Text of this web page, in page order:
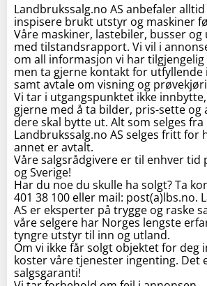
Landbrukssalg.no AS anbefaler
inspisere brukt utstyr og maskiner
Våre maskiner, lastebiler, busser og
med tilstandsrapport. Vi vil i
om all informasjon vi har
men ta gjerne kontakt for utfyllende
samt avtale om visning og
Vi tar i utgangspunktet ikke
gjerne med å ta bilder, pris-sette og
dere skal bytte ut. Alt som selges fra
Landbrukssalg.no AS selges fritt for
annet er avtalt.
Våre salgsrådgivere er til enhver tid
og Sverige!
Har du noe du skulle ha solgt? Ta
401 38 100 eller mail: post(a)lbs.no.
AS er eksperter på trygge og raske
våre selgere har Norges lengste
tyngre utstyr til inn og utland.
Om vi ikke får solgt objektet for deg
koster våre tjenester ingenting. Det
salgsgaranti!